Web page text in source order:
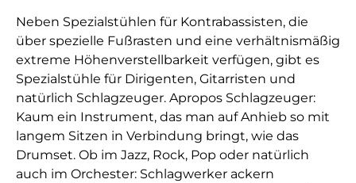
Neben Spezialstühlen für Kontrabassisten, die
über spezielle Fußrasten und eine verhältnismäßig
extreme Höhenverstellbarkeit verfügen, gibt es
Spezialstühle für Dirigenten, Gitarristen und
natürlich Schlagzeuger. Apropos Schlagzeuger:
Kaum ein Instrument, das man auf Anhieb so mit
langem Sitzen in Verbindung bringt, wie das
Drumset. Ob im Jazz, Rock, Pop oder natürlich
auch im Orchester: Schlagwerker ackern